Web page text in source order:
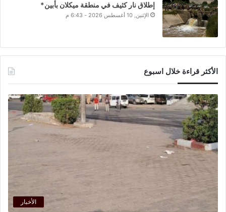
إطلاق نار كثيف في منطقة ميكلان بأبين*
الإثنين, 10 أغسطس 2026 - 6:43 م
الأكثر قراءة خلال اسبوع
الأخبار